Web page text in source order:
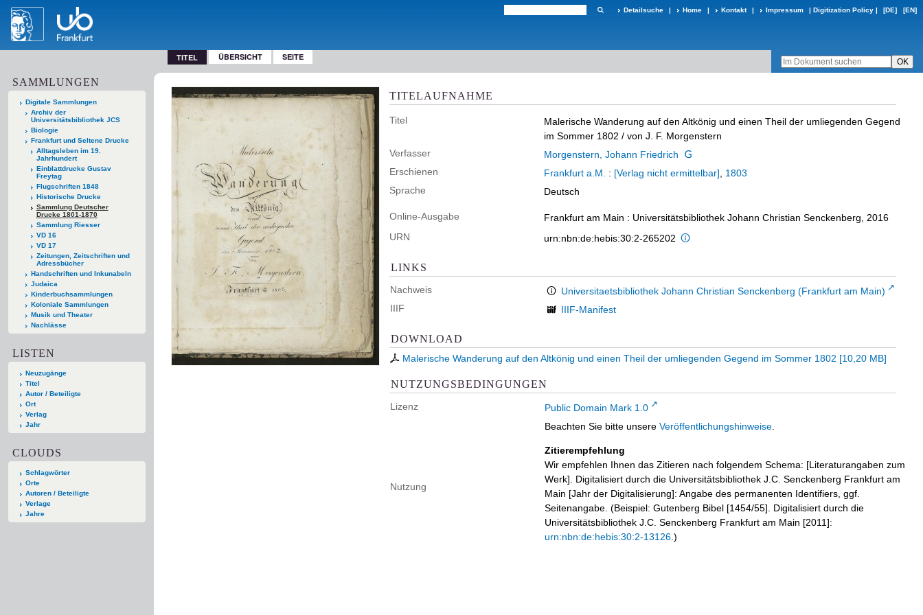
Detailsuche | Home | Kontakt | Impressum | Digitization Policy | [DE] [EN]
TITEL ÜBERSICHT SEITE
SAMMLUNGEN
Digitale Sammlungen
Archiv der
Universitätsbibliothek JCS
Biologie
Frankfurt und Seltene Drucke
Alltagsleben im 19.
Jahrhundert
Einblattdrucke Gustav
Freytag
Flugschriften 1848
Historische Drucke
Sammlung Deutscher
Drucke 1801-1870
Sammlung Riesser
VD 16
VD 17
Zeitungen, Zeitschriften und
Adressbücher
Handschriften und Inkunabeln
Judaica
Kinderbuchsammlungen
Koloniale Sammlungen
Musik und Theater
Nachlässe
LISTEN
Neuzugänge
Titel
Autor / Beteiligte
Ort
Verlag
Jahr
CLOUDS
Schlagwörter
Orte
Autoren / Beteiligte
Verlage
Jahre
TITELAUFNAHME
Titel
Malerische Wanderung auf den Altkönig und einen Theil der umliegenden Gegend
im Sommer 1802 / von J. F. Morgenstern
Verfasser
Morgenstern, Johann Friedrich
Erschienen
Frankfurt a.M. : [Verlag nicht ermittelbar]
1803
Sprache
Deutsch
Online-Ausgabe
Frankfurt am Main : Universitätsbibliothek Johann Christian Senckenberg, 2016
URN
urn:nbn:de:hebis:30:2-265202
LINKS
Nachweis
Universitaetsbibliothek Johann Christian Senckenberg (Frankfurt am Main)
IIIF
IIIF-Manifest
DOWNLOAD
Malerische Wanderung auf den Altkönig und einen Theil der umliegenden Gegend im Sommer 1802 [10,20 MB]
NUTZUNGSBEDINGUNGEN
Lizenz Public Domain Mark 1.0
Nutzung
Beachten Sie bitte unsere Veröffentlichungshinweise
Zitierempfehlung
Wir empfehlen Ihnen das Zitieren nach folgendem Schema: [Literaturangaben zum
Werk]. Digitalisiert durch die Universitätsbibliothek J.C. Senckenberg Frankfurt am
Main [Jahr der Digitalisierung]: Angabe des permanenten Identifiers, ggf.
Seitenangabe. (Beispiel: Gutenberg Bibel [1454/55]. Digitalisiert durch die
Universitätsbibliothek J.C. Senckenberg Frankfurt am Main [2011]:
urn:nbn:de:hebis:30:2-13126 .)